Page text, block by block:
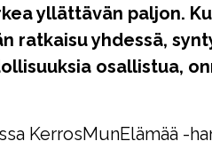
yllättävän paljon.
ratkaisu yhdessä,
osallistua,
KerrosMunElämää -